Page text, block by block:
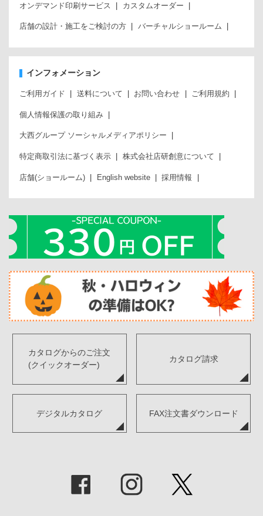
オンデマンド印刷サービス カスタムオーダー
店舗の設計・施工をご検討の方 バーチャルショールーム
インフォメーション
ご利用ガイド 送料について お問い合わせ ご利用規約
個人情報保護の取り組み
大西グループ ソーシャルメディアポリシー
特定商取引法に基づく表示 株式会社店研創意について
店舗(ショールーム) English website 採用情報
カタログからのご注文
(クイックオーダー)
カタログ請求
デジタルカタログ FAX注文書ダウンロード